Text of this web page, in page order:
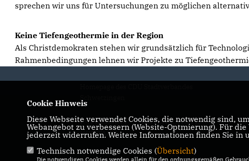
sprechen wir uns für Untersuchungen zu möglichen
Keine Tiefengeothermie in der Region
Als Christdemokraten stehen wir grundsätzlich für
Rahmenbedingungen lehnen wir Projekte zu
IMPRESSUM
DATENSCHUTZ
KONTAKT
Cookie Hinweis
Diese Webseite verwendet Cookies, die notwendig sind,
Webangebot zu verbessern (Website-Optmierung). Für
jederzeit widerrufen. Weitere Informationen finden Sie in
Technisch notwendige Cookies (Übersicht)
Die notwendigen Cookies werden allein für den ordnungsgemäßen